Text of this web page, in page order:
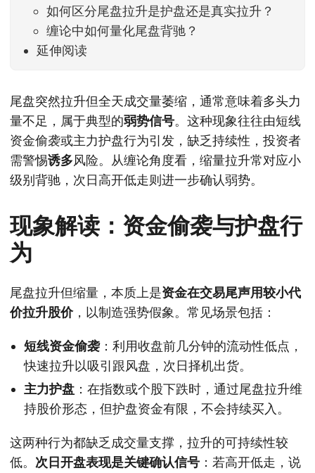
如何区分尾盘拉升是护盘还是真实拉升？
缠论中如何量化尾盘背驰？
延伸阅读
尾盘突然拉升但全天成交量萎缩，通常意味着多头力
量不足，属于典型的弱势信号。这种现象往往由短线
资金偷袭或主力护盘行为引发，缺乏持续性，投资者
需警惕诱多风险。从缠论角度看，缩量拉升常对应小
级别背驰，次日高开低走则进一步确认弱势。
现象解读：资金偷袭与护盘行
为
尾盘拉升但缩量，本质上是资金在交易尾声用较小代
价拉升股价，以制造强势假象。常见场景包括：
短线资金偷袭：利用收盘前几分钟的流动性低点，
快速拉升以吸引跟风盘，次日择机出货。
主力护盘 ：在指数或个股下跌时，通过尾盘拉升维
持股价形态，但护盘资金有限，不会持续买入。
这两种行为都缺乏成交量支撑，拉升的可持续性较
低。 次日开盘表现是关键确认信号 ：若高开低走，说